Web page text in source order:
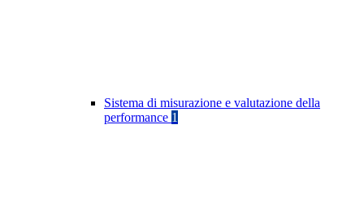
Sistema di misurazione e valutazione della
performance 1